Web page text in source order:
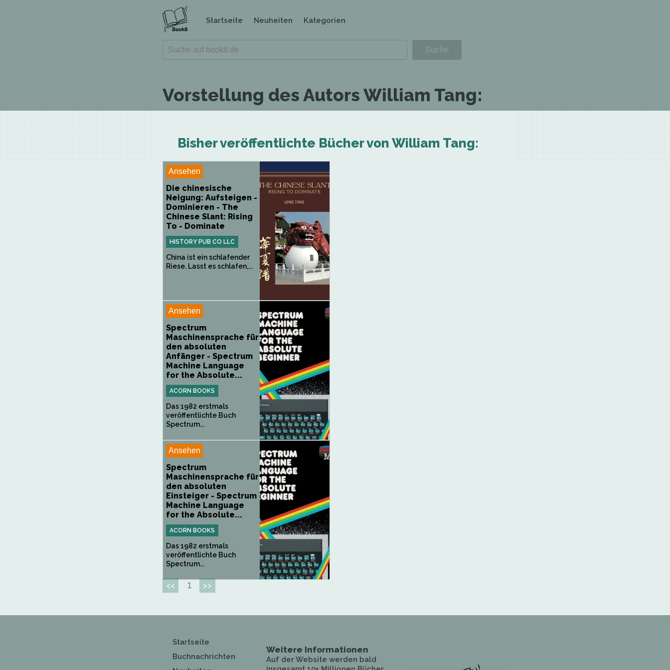
Startseite Neuheiten Kategorien
Vorstellung des Autors William Tang:
Bisher veröffentlichte Bücher von William Tang:
Ansehen
Die chinesische
Neigung: Aufsteigen -
Dominieren - The
Chinese Slant: Rising
To - Dominate
HISTORY PUB CO LLC
China ist ein schlafender
Riese. Lasst es schlafen,...
Ansehen
Spectrum
Maschinensprache für
den absoluten
Anfänger - Spectrum
Machine Language
for the Absolute...
ACORN BOOKS
Das 1982 erstmals
veröffentlichte Buch
Spectrum...
Ansehen
Spectrum
Maschinensprache für
den absoluten
Einsteiger - Spectrum
Machine Language
for the Absolute...
ACORN BOOKS
Das 1982 erstmals
veröffentlichte Buch
Spectrum...
<< 1 >>
Startseite
Buchnachrichten
Weitere Informationen
Auf der Website werden bald